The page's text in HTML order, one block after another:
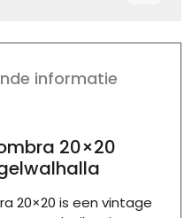
informatie
20×20
20×20 is een vintage